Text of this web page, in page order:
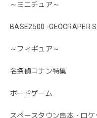
～ミニチュア～
BASE2500 -GEOCRAPER
～フィギュア～
名探偵コナン特集
ボードゲーム
スペースタウン串本・ロ